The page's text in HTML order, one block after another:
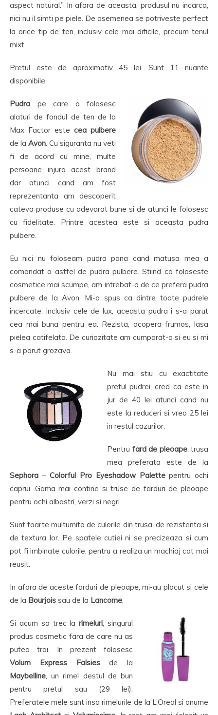
aspect natural.” In afara de aceasta, produsul nu incarca,
nici nu il simti pe piele. De asemenea se potriveste perfect
la orice tip de ten, inclusiv cele mai dificile, precum tenul
mixt.
Pretul este de aproximativ 45 lei. Sunt 11 nuante
disponibile.
Pudra pe care o folosesc
alaturi de fondul de ten de la
Max Factor este cea pulbere
de la Avon. Cu siguranta nu veti
fi de acord cu mine, multe
persoane injura acest brand
dar atunci cand am fost
reprezentanta am descoperit
cateva produse cu adevarat bune si de atunci le folosesc
cu fidelitate. Printre acestea este si aceasta pudra
pulbere.
Eu nici nu foloseam pudra pana cand matusa mea a
comandat o astfel de pudra pulbere. Stiind ca foloseste
cosmetice mai scumpe, am intrebat-o de ce prefera pudra
pulbere de la Avon. Mi-a spus ca dintre toate pudrele
incercate, inclusiv cele de lux, aceasta pudra i s-a parut
cea mai buna pentru ea. Rezista, acopera frumos, lasa
pielea catifelata. De curiozitate am cumparat-o si eu si mi
s-a parut grozava.
Nu mai stiu cu exactitate
pretul pudrei, cred ca este in
jur de 40 lei atunci cand nu
este la reduceri si vreo 25 lei
in restul cazurilor.
Pentru fard de pleoape, trusa
mea preferata este de la
Sephora –Colorful Pro Eyeshadow Palettepentru ochi
caprui. Gama mai contine si truse de farduri de pleoape
pentru ochi albastri, verzi si negri.
Sunt foarte multumita de culorile din trusa, de rezistenta si
de textura lor. Pe spatele cutiei ni se precizeaza si cum
pot fi imbinate culorile, pentru a realiza un machiaj cat mai
reusit.
In afara de aceste farduri de pleoape, mi-au placut si cele
de la Bourjois sau de la Lancome.
Si acum sa trec larimeluri, singurul
produs cosmetic fara de care nu as
putea trai. In prezent folosesc
Volum Express Falsiesde la
Maybelline, un rimel destul de bun
pentru pretul sau (29 lei).
Preferatele mele sunt insa rimelurile de la L’Oreal si anume